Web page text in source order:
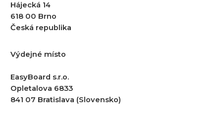
Hájecká 14
618 00 Brno
Česká republika
Výdejné místo
EasyBoard s.r.o.
Opletalova 6833
841 07 Bratislava (Slovensko)